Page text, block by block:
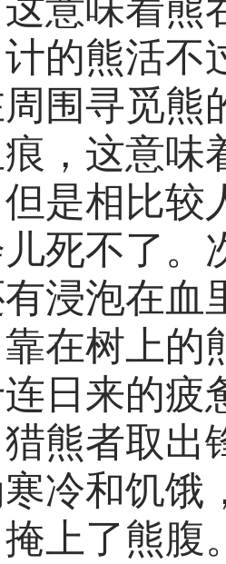
意味着熊
的熊活不
围寻觅熊
，这意味
是相比较
死不了。
浸泡在血
在树上的
日来的疲
熊者取出
冷和饥饿
上了熊腹